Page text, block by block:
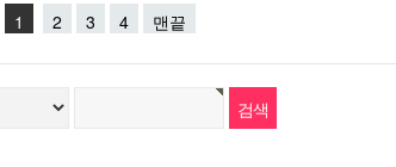
1 2 3 4 맨끝